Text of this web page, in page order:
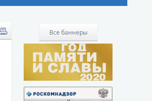
Все баннеры